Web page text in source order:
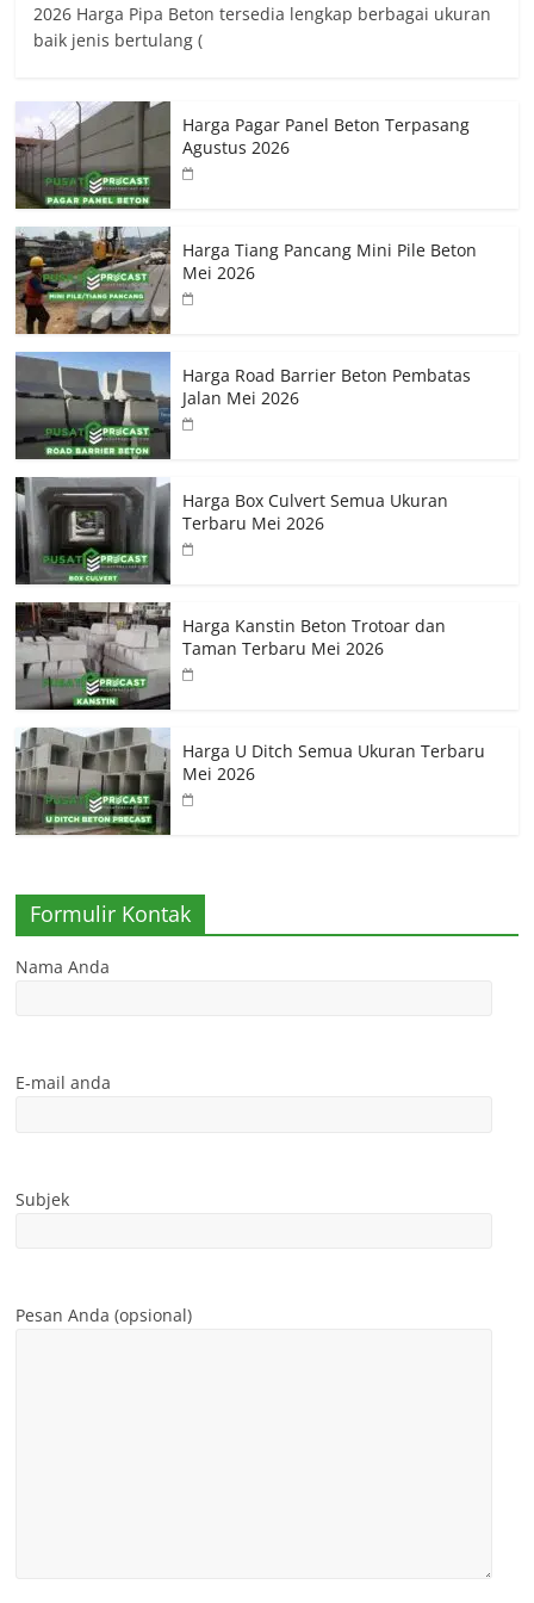
2026 Harga Pipa Beton tersedia lengkap berbagai ukuran
baik jenis bertulang (
Harga Pagar Panel Beton Terpasang
Agustus 2026
Harga Tiang Pancang Mini Pile Beton
Mei 2026
Harga Road Barrier Beton Pembatas
Jalan Mei 2026
Harga Box Culvert Semua Ukuran
Terbaru Mei 2026
Harga Kanstin Beton Trotoar dan
Taman Terbaru Mei 2026
Harga U Ditch Semua Ukuran Terbaru
Mei 2026
Formulir Kontak
Nama Anda
E-mail anda
Subjek
Pesan Anda (opsional)